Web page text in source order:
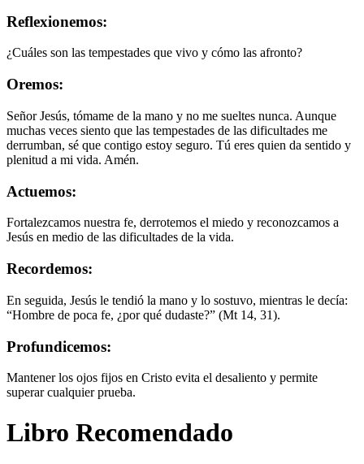
Reflexionemos:
¿Cuáles son las tempestades que vivo y cómo las afronto?
Oremos:
Señor Jesús, tómame de la mano y no me sueltes nunca. Aunque
muchas veces siento que las tempestades de las dificultades me
derrumban, sé que contigo estoy seguro. Tú eres quien da sentido y
plenitud a mi vida. Amén.
Actuemos:
Fortalezcamos nuestra fe, derrotemos el miedo y reconozcamos a
Jesús en medio de las dificultades de la vida.
Recordemos:
En seguida, Jesús le tendió la mano y lo sostuvo, mientras le decía:
“Hombre de poca fe, ¿por qué dudaste?” (Mt 14, 31).
Profundicemos:
Mantener los ojos fijos en Cristo evita el desaliento y permite
superar cualquier prueba.
Libro Recomendado